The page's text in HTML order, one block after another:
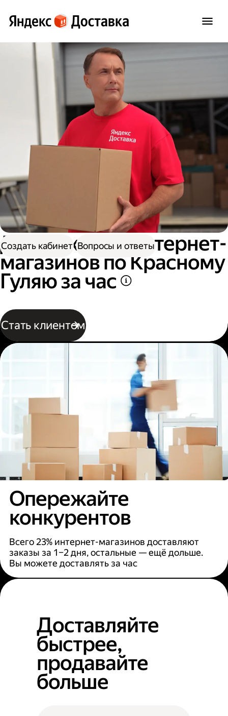
Доставка для интернет-
магазинов по Красному
Гуляю за час
Стать клиентом
Создать кабинет Вопросы и ответы
Опережайте
конкурентов
Всего 23% интернет-магазинов доставляют
заказы за 1–2 дня, остальные — ещё дольше.
Вы можете доставлять за час
Доставляйте
быстрее,
продавайте
больше